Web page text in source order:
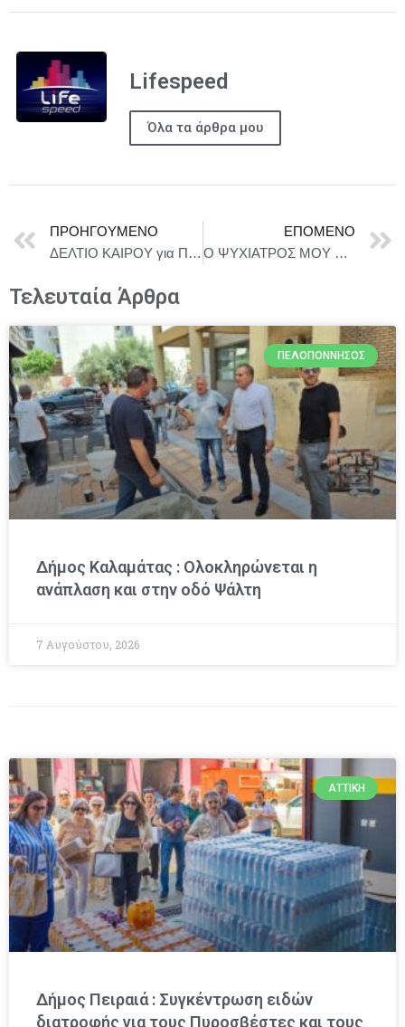
Lifespeed
Όλα τα άρθρα μου
ΠΡΟΗΓΟΎΜΕΝΟ
ΔΕΛΤΙΟ ΚΑΙΡΟΥ για Πέμπτη 26/6
ΕΠΌΜΕΝΟ
Ο ΨΥΧΙΑΤΡΟΣ ΜΟΥ ΤΡΕΛΑΘΗΚΕ | JAMAIS SANS MON PSY – 3 Ιουλίου στους κινηματογράφους
Τελευταία Άρθρα
ΠΕΛΟΠΌΝΝΗΣΟΣ
Δήμος Καλαμάτας : Ολοκληρώνεται η
ανάπλαση και στην οδό Ψάλτη
7 Αυγούστου, 2026
ΑΤΤΙΚΉ
Δήμος Πειραιά : Συγκέντρωση ειδών
διατροφής για τους Πυροσβέστες και τους